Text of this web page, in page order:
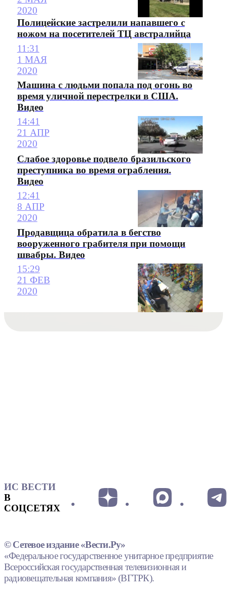
2020
Полицейские застрелили напавшего с
ножом на посетителей ТЦ австралийца
11:31
1 МАЯ
2020
Машина с людьми попала под огонь во
время уличной перестрелки в США.
Видео
14:41
21 АПР
2020
Слабое здоровье подвело бразильского
преступника во время ограбления.
Видео
12:41
8 АПР
2020
Продавщица обратила в бегство
вооруженного грабителя при помощи
швабры. Видео
15:29
21 ФЕВ
2020
ИС ВЕСТИ
В
СОЦСЕТЯХ
© Сетевое издание «Вести.Ру»
«Федеральное государственное унитарное предприятие
Всероссийская государственная телевизионная и
радиовещательная компания» (ВГТРК).